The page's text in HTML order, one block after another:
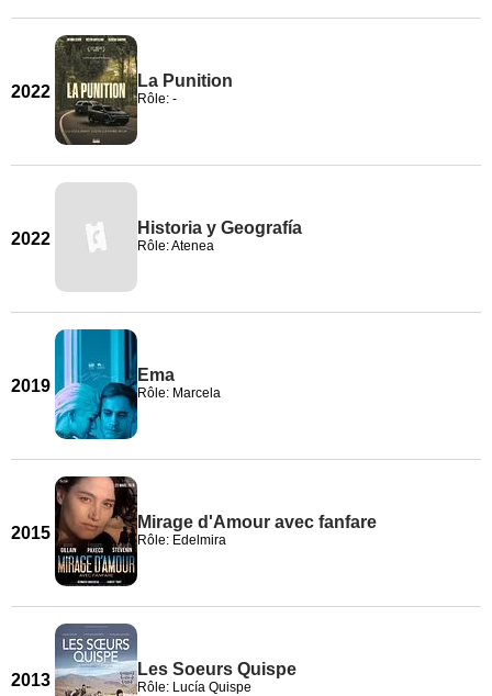
2022
La Punition
Rôle: -
2022
Historia y Geografía
Rôle: Atenea
2019
Ema
Rôle: Marcela
2015
Mirage d'Amour avec fanfare
Rôle: Edelmira
2013
Les Soeurs Quispe
Rôle: Lucía Quispe